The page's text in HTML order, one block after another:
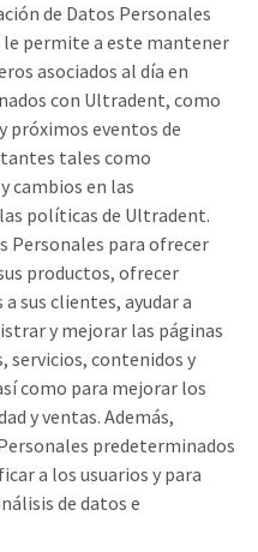
de Datos Personales
permite a este mantener
asociados al día en
con Ultradent, como
próximos eventos de
tales como
cambios en las
políticas de Ultradent.
Personales para ofrecer
productos, ofrecer
sus clientes, ayudar a
y mejorar las páginas
servicios, contenidos y
como para mejorar los
y ventas. Además,
predeterminados
a los usuarios y para
de datos e